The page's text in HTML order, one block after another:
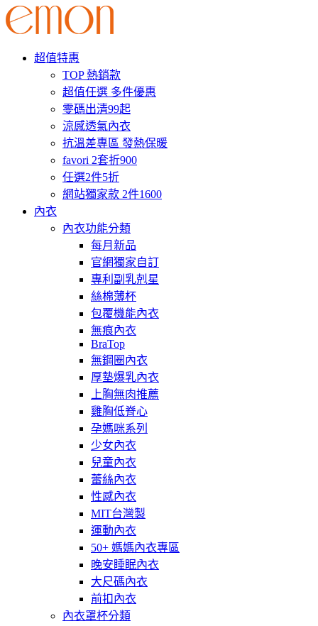
超值特惠
TOP 熱銷款
超值任選 多件優惠
零碼出清99起
涼感透氣內衣
抗溫差專區 發熱保暖
favori 2套折900
任選2件5折
網站獨家款 2件1600
內衣
內衣功能分類
每月新品
官網獨家自訂
專利副乳剋星
絲棉薄杯
包覆機能內衣
無痕內衣
BraTop
無鋼圈內衣
厚墊爆乳內衣
上胸無肉推薦
雞胸低脊心
孕媽咪系列
少女內衣
兒童內衣
蕾絲內衣
性感內衣
MIT台灣製
運動內衣
50+ 媽媽內衣專區
晚安睡眠內衣
大尺碼內衣
前扣內衣
內衣罩杯分類